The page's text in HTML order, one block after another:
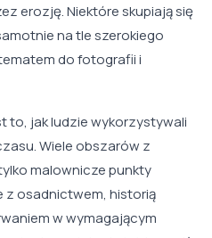
erozję. Niektóre skupiają się
na tle szerokiego
do fotografii i
to, jak ludzie wykorzystywali
Wiele obszarów z
malownicze punkty
z osadnictwem, historią
w wymagającym